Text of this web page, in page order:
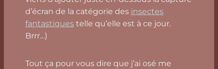
d’écran de la catégorie des insectes
fantastiques telle qu’elle est à ce jour.
Brrr…)
Tout ça pour vous dire que j’ai osé me